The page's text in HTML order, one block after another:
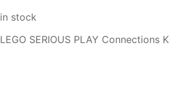
in stock
LEGO SERIOUS PLAY Connections